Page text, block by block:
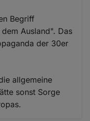
Begriff
Ausland". Das
der 30er
allgemeine
sonst Sorge